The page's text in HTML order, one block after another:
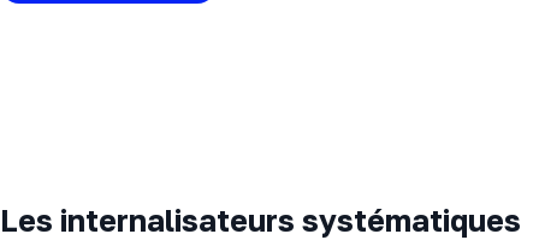
Les internalisateurs systématiques